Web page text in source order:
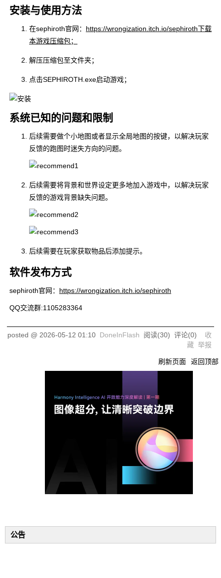
安装与使用方法
在sephiroth官网： https://wrongization.itch.io/sephiroth下载
本游戏压缩包；
解压压缩包至文件夹；
点击SEPHIROTH.exe启动游戏；
系统已知的问题和限制
后续需要做个小地图或者显示全局地图的按键，以解决玩家
反馈的跑图时迷失方向的问题。
后续需要将背景和世界设定更多地加入游戏中，以解决玩家
反馈的游戏背景缺失问题。
后续需要在玩家获取物品后添加提示。
软件发布方式
sephiroth官网： https://wrongization.itch.io/sephiroth
QQ交流群:1105283364
posted @ 2026-05-12 01:10 DoneInFlash 阅读(30) 评论(0) 收
藏 举报
刷新页面 返回顶部
公告